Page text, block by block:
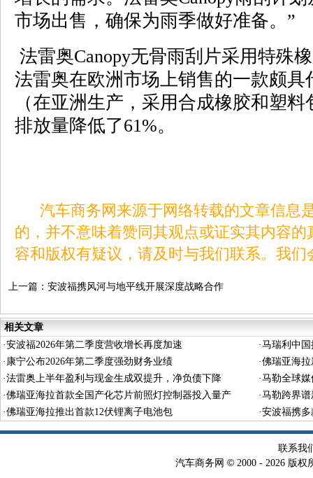
市场出售，确保为雨季做好准备。”
法雷奥Canopy无骨雨刮片采用特殊
法雷奥在欧洲市场上销售的一款颇具
（在亚洲生产，采用合成橡胶和塑
排放量降低了61%。
汽车商务网来源于网络转载的文章信息
的，并不意味着赞同其观点或证实其内容
容和版权有疑议，请及时与我们联系。我
上一篇： 安波福携风河与地平线开展深度战略合作
相关文章
·安波福2026年第二季度营收增长再度加速 ·马瑞利中
· 康宁公布2026年第二季度强劲财务业绩 ·佛瑞亚海
·法雷奥上半年盈利与现金生成双提升，净负债下降 ·马勒全球
·佛瑞亚海拉首款全国产化芯片前照灯控制器投入量产 ·马勒跨界
·佛瑞亚海拉推出首款12伏锂离子电池包 ·安波福携
联系我
汽车商务网 © 2000 - 2026 版权